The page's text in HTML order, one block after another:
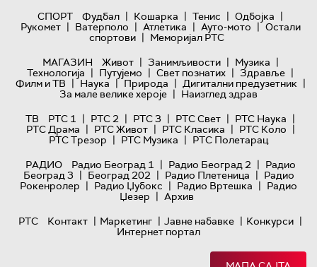
СПОРТ
Фудбал | Кошарка | Тенис | Одбојка |
Рукомет | Ватерполо | Атлетика | Ауто-мото | Остали
спортови | Меморијал РТС
МАГАЗИН
Живот | Занимљивости | Музика |
Технологијa | Путујемо | Свет познатих | Здравље |
Филм и ТВ | Наука | Природа | Дигитални предузетник |
За мале велике хероје | Наизглед здрав
ТВ
РТС 1 | РТС 2 | РТС 3 | РТС Свет | РТС Наука |
РТС Драма | РТС Живот | РТС Класика | РТС Коло |
РТС Трезор | РТС Музика | РТС Полетарац
РАДИО
Радио Београд 1 | Радио Београд 2 | Радио
Београд 3 | Београд 202 | Радио Плетеница | Радио
Рокенролер | Радио Џубокс | Радио Вртешка | Радио
Џезер | Архив
РТС
Контакт | Маркетинг | Јавне набавке | Конкурси |
Интернет портал